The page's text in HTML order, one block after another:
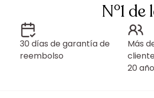
N°1
30 días de garantía de
reembolso
Más
20